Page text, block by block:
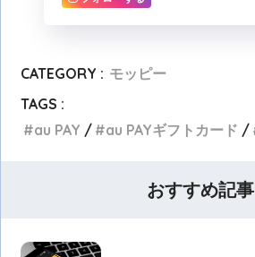
CATEGORY : モッピー
TAGS :
au PAY
au PAYギフトカード
おすすめ記事